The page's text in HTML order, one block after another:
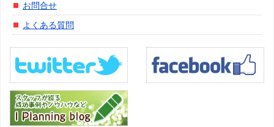
お問合せ
よくある質問